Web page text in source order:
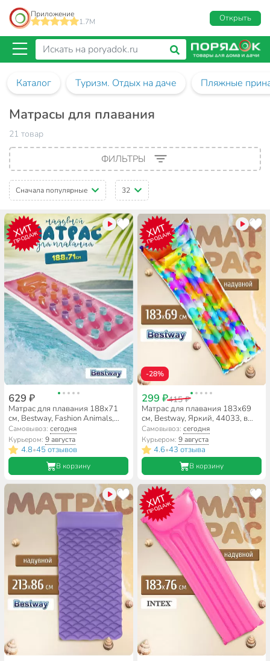
Приложение
1.7M
Открыть
Каталог Туризм. Отдых на даче Пляжные
Матрасы для плавания
21 товар
ФИЛЬТРЫ
Сначала популярные 32
ХИТ
ПРОДАЖ
629 ₽
Матрас для плавания 188х71
см, Bestway, Fashion Animals,
43040, Лаундж, в ассортименте
Самовывоз:сегодня
Курьером:9 августа
4.8•45 отзывов
В корзину
ХИТ
ПРОДАЖ
-28%
299 ₽415 ₽
Матрас для плавания 183х69
см, Bestway, Яркий, 44033, в
ассортименте
Самовывоз: сегодня
Курьером: 9 августа
4.6•43 отзыва
В корзину
ХИТ
ПРОДАЖ